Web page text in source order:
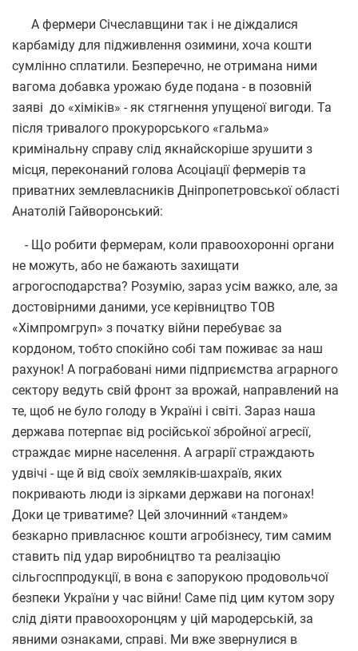
А фермери Січеславщини так і не діждалися
карбаміду для підживлення озимини, хоча кошти
сумлінно сплатили. Безперечно, не отримана ними
вагома добавка урожаю буде подана - в позовній
заяві до «хіміків» - як стягнення упущеної вигоди. Та
після тривалого прокурорського «гальма»
кримінальну справу слід якнайскоріше зрушити з
місця, переконаний голова Асоціації фермерів та
приватних землевласників Дніпропетровської області
Анатолій Гайворонський:
- Що робити фермерам, коли правоохоронні органи
не можуть, або не бажають захищати
агрогосподарства? Розумію, зараз усім важко, але, за
достовірними даними, усе керівництво ТОВ
«Хімпромгруп» з початку війни перебуває за
кордоном, тобто спокійно собі там поживає за наш
рахунок! А пограбовані ними підприємства аграрного
сектору ведуть свій фронт за врожай, направлений на
те, щоб не було голоду в Україні і світі. Зараз наша
держава потерпає від російської збройної агресії,
страждає мирне населення. А аграрії страждають
удвічі - ще й від своїх земляків-шахраїв, яких
покривають люди із зірками держави на погонах!
Доки це триватиме? Цей злочинний «тандем»
безкарно привласнює кошти агробізнесу, тим самим
ставить під удар виробництво та реалізацію
сільгосппродукції, в вона є запорукою продовольчої
безпеки України у час війни! Саме під цим кутом зору
слід діяти правоохоронцям у цій мародерській, за
явними ознаками, справі. Ми вже звернулися в